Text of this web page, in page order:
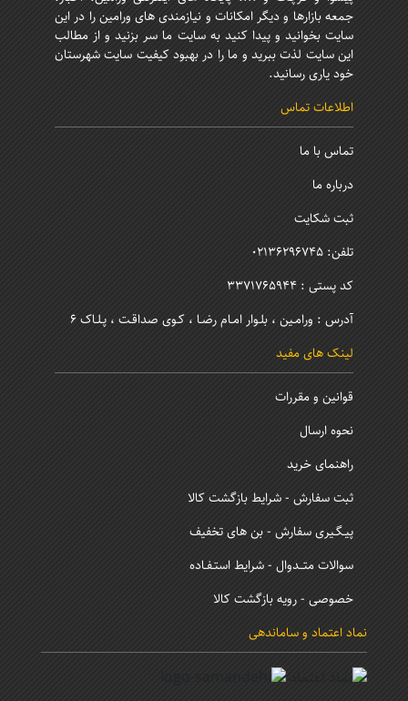
جمعه بازارها و دیگر امکانات و نیازمندی های ورامین را در این
سایت بخوانید و پیدا کنید به سایت ما سر بزنید و از مطالب
این سایت لذت ببرید و ما را در بهبود کیفیت سایت شهرستان
خود یاری رسانید.
اطلاعات تماس
تماس با ما
درباره ما
ثبت شکایت
تلفن: 02136296745
کد پستی : 3371765944
آدرس : ورامـین ، بلـوار امـام رضـا ، کـوی صداقـت ، پـلـاک 6
لینک های مفید
قوانین و مقررات
نحوه ارسال
راهنمای خرید
ثبت سفارش - شرایط بازگشت کالا
پیـگـیری سفارش - بن های تخفیف
سوالات متــدوال - شرایط استـفـاده
خصوصی - رویه بازگشت کالا
نماد اعتماد و ساماندهی